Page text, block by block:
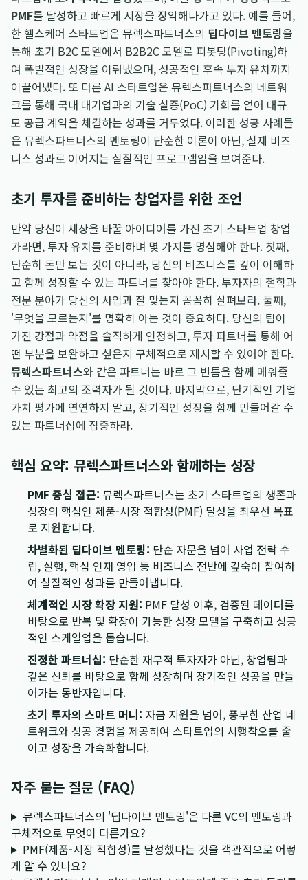
PMF를 달성하고 빠르게 시장을 장악해나가고 있다. 예를 들어,
한 헬스케어 스타트업은 뮤렉스파트너스의 딥다이브 멘토링을
통해 초기 B2C 모델에서 B2B2C 모델로 피봇팅(Pivoting)하
여 폭발적인 성장을 이뤄냈으며, 성공적인 후속 투자 유치까지
이끌어냈다. 또 다른 AI 스타트업은 뮤렉스파트너스의 네트워
크를 통해 국내 대기업과의 기술 실증(PoC) 기회를 얻어 대규
모 공급 계약을 체결하는 성과를 거두었다. 이러한 성공 사례들
은 뮤렉스파트너스의 멘토링이 단순한 이론이 아닌, 실제 비즈
니스 성과로 이어지는 실질적인 프로그램임을 보여준다.
초기 투자를 준비하는 창업자를 위한 조언
만약 당신이 세상을 바꿀 아이디어를 가진 초기 스타트업 창업
가라면, 투자 유치를 준비하며 몇 가지를 명심해야 한다. 첫째,
단순히 돈만 보는 것이 아니라, 당신의 비즈니스를 깊이 이해하
고 함께 성장할 수 있는 파트너를 찾아야 한다. 투자자의 철학과
전문 분야가 당신의 사업과 잘 맞는지 꼼꼼히 살펴보라. 둘째,
'무엇을 모르는지'를 명확히 아는 것이 중요하다. 당신의 팀이
가진 강점과 약점을 솔직하게 인정하고, 투자 파트너를 통해 어
떤 부분을 보완하고 싶은지 구체적으로 제시할 수 있어야 한다.
뮤렉스파트너스와 같은 파트너는 바로 그 빈틈을 함께 메워줄
수 있는 최고의 조력자가 될 것이다. 마지막으로, 단기적인 기업
가치 평가에 연연하지 말고, 장기적인 성장을 함께 만들어갈 수
있는 파트너십에 집중하라.
핵심 요약: 뮤렉스파트너스와 함께하는 성장
PMF 중심 접근: 뮤렉스파트너스는 초기 스타트업의 생존과
성장의 핵심인 제품-시장 적합성(PMF) 달성을 최우선 목표
로 지원합니다.
차별화된 딥다이브 멘토링: 단순 자문을 넘어 사업 전략 수
립, 실행, 핵심 인재 영입 등 비즈니스 전반에 깊숙이 참여하
여 실질적인 성과를 만들어냅니다.
체계적인 시장 확장 지원: PMF 달성 이후, 검증된 데이터를
바탕으로 반복 및 확장이 가능한 성장 모델을 구축하고 성공
적인 스케일업을 돕습니다.
진정한 파트너십: 단순한 재무적 투자자가 아닌, 창업팀과
깊은 신뢰를 바탕으로 함께 성장하며 장기적인 성공을 만들
어가는 동반자입니다.
초기 투자의 스마트 머니: 자금 지원을 넘어, 풍부한 산업 네
트워크와 성공 경험을 제공하여 스타트업의 시행착오를 줄
이고 성장을 가속화합니다.
자주 묻는 질문 (FAQ)
뮤렉스파트너스의 '딥다이브 멘토링'은 다른 VC의 멘토링과
구체적으로 무엇이 다른가요?
PMF(제품-시장 적합성)를 달성했다는 것을 객관적으로 어떻
게 알 수 있나요?